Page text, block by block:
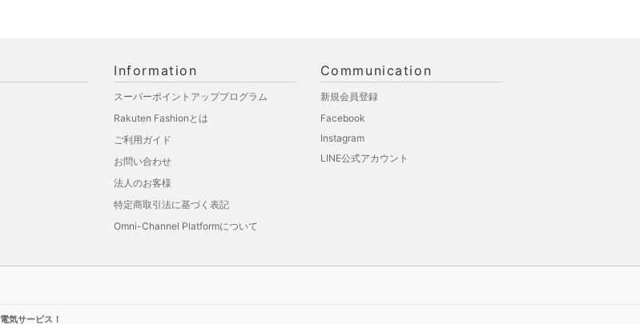
Information
スーパーポイントアッププログラム
Rakuten Fashionとは
ご利用ガイド
お問い合わせ
法人のお客様
特定商取引法に基づく表記
Omni-Channel Platformについて
Communication
新規会員登録
Facebook
Instagram
LINE公式アカウント
気サービス！